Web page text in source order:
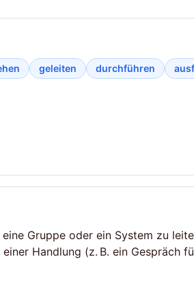
geleiten durchführen
Gruppe oder ein System zu
Handlung (z. B. ein Gespräch